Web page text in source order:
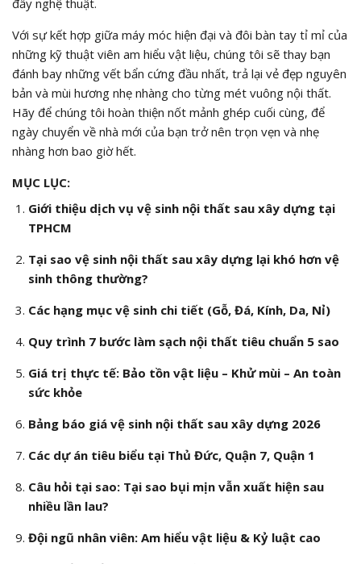
đầy nghệ thuật.
Với sự kết hợp giữa máy móc hiện đại và đôi bàn tay tỉ mỉ của
những kỹ thuật viên am hiểu vật liệu, chúng tôi sẽ thay bạn
đánh bay những vết bẩn cứng đầu nhất, trả lại vẻ đẹp nguyên
bản và mùi hương nhẹ nhàng cho từng mét vuông nội thất.
Hãy để chúng tôi hoàn thiện nốt mảnh ghép cuối cùng, để
ngày chuyển về nhà mới của bạn trở nên trọn vẹn và nhẹ
nhàng hơn bao giờ hết.
MỤC LỤC:
Giới thiệu dịch vụ vệ sinh nội thất sau xây dựng tại
TPHCM
Tại sao vệ sinh nội thất sau xây dựng lại khó hơn vệ
sinh thông thường?
Các hạng mục vệ sinh chi tiết (Gỗ, Đá, Kính, Da, Nỉ)
Quy trình 7 bước làm sạch nội thất tiêu chuẩn 5 sao
Giá trị thực tế: Bảo tồn vật liệu – Khử mùi – An toàn
sức khỏe
Bảng báo giá vệ sinh nội thất sau xây dựng 2026
Các dự án tiêu biểu tại Thủ Đức, Quận 7, Quận 1
Câu hỏi tại sao: Tại sao bụi mịn vẫn xuất hiện sau
nhiều lần lau?
Đội ngũ nhân viên: Am hiểu vật liệu & Kỷ luật cao